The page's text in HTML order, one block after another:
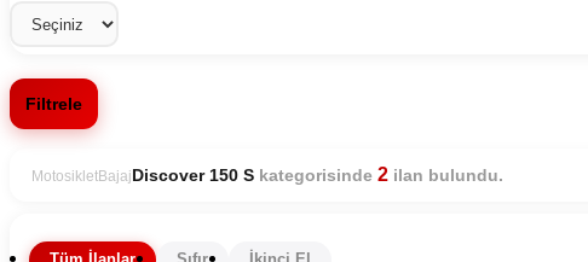
Filtrele
MotosikletBajaj Discover 150 S kategorisinde 2 ilan bulundu.